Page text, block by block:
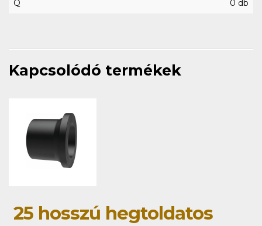
Q 0 db
Kapcsolódó termékek
25 hosszú hegtoldatos